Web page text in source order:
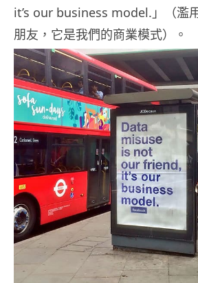
it’s our business model.」（濫
朋友，它是我們的商業模式）。